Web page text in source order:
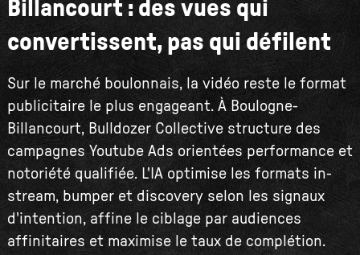
Billancourt : des vues qui
convertissent, pas qui défilent
Sur le marché boulonnais, la vidéo reste le format
publicitaire le plus engageant. À Boulogne-
Billancourt, Bulldozer Collective structure des
campagnes Youtube Ads orientées performance et
notoriété qualifiée. L'IA optimise les formats in-
stream, bumper et discovery selon les signaux
d'intention, affine le ciblage par audiences
affinitaires et maximise le taux de complétion.